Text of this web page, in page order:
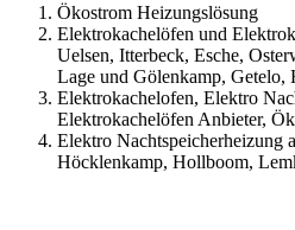
Ökostrom Heizungslösung
Elektrokachelöfen und
Uelsen, Itterbeck, Esche,
Lage und Gölenkamp, Getelo,
Elektrokachelofen, Elektro
Elektrokachelöfen Anbieter,
Elektro Nachtspeicherheizung
Höcklenkamp, Hollboom,